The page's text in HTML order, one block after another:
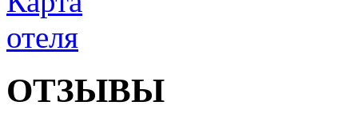
ОТЗЫВЫ